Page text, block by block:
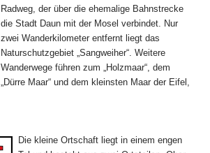
Radweg, der über die ehemalige Bahnstrecke
die Stadt Daun mit der Mosel verbindet. Nur
zwei Wanderkilometer entfernt liegt das
Naturschutz­gebiet „Sangweiher“. Weitere
Wanderwege führen zum „Holzmaar“, dem
„Dürre Maar“ und dem kleinsten Maar der Eifel,
Die kleine Ortschaft liegt in einem engen